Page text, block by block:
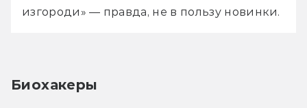
изгороди» — правда, не в пользу новинки.
Биохакеры